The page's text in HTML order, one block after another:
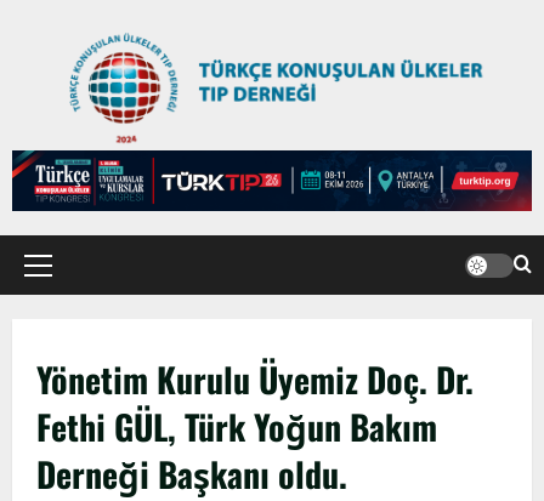
Yönetim Kurulu Üyemiz Doç. Dr.
Fethi GÜL, Türk Yoğun Bakım
Derneği Başkanı oldu.